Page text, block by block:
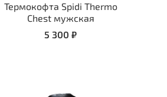
Термокофта Spidi Thermo
Chest мужская
5 300 ₽